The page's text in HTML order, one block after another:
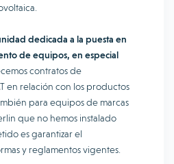
dedicada a la puesta en
de equipos, en especial
contratos de
en relación con los productos
para equipos de marcas
que no hemos instalado
es garantizar el
y reglamentos vigentes.